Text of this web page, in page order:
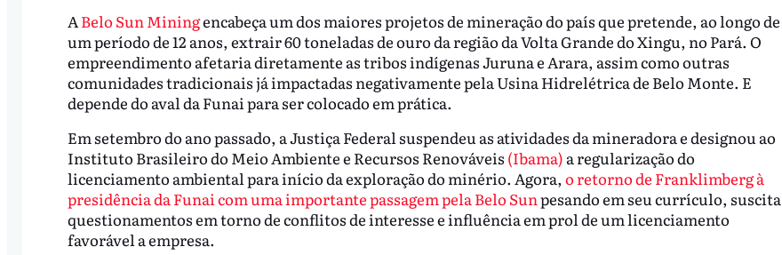
A Belo Sun Miningencabeça um dos maiores projetos de mineração do país que pretende, ao longo de
um período de 12 anos, extrair 60 toneladas de ouro da região da Volta Grande do Xingu, no Pará. O
empreendimento afetaria diretamente as tribos indígenas Juruna e Arara, assim como outras
comunidades tradicionais já impactadas negativamente pela Usina Hidrelétrica de Belo Monte. E
depende do aval da Funai para ser colocado em prática.
Em setembro do ano passado, a Justiça Federal suspendeu as atividades da mineradora e designou ao
Instituto Brasileiro do Meio Ambiente e Recursos Renováveis (Ibama) a regularização do
licenciamento ambiental para início da exploração do minério. Agora, o retorno de Franklimberg à
presidência da Funai com uma importante passagem pela Belo Sunpesando em seu currículo, suscita
questionamentos em torno de conflitos de interesse e influência em prol de um licenciamento
favorável a empresa.